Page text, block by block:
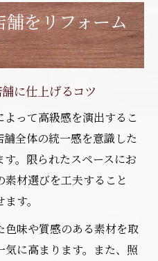
をリフォーム
に仕上げるコツ
って高級感を演出するこ
全体の統一感を意識した
。限られたスペースにお
材選びを工夫すること
す。
味や質感のある素材を取
気に高まります。また、照